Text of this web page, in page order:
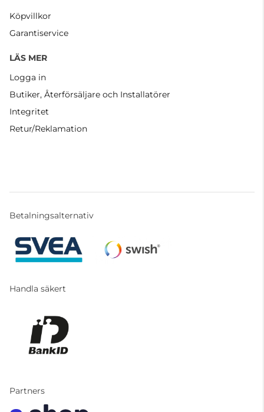
Köpvillkor
Garantiservice
LÄS MER
Logga in
Butiker, Återförsäljare och Installatörer
Integritet
Retur/Reklamation
Betalningsalternativ
Handla säkert
Partners